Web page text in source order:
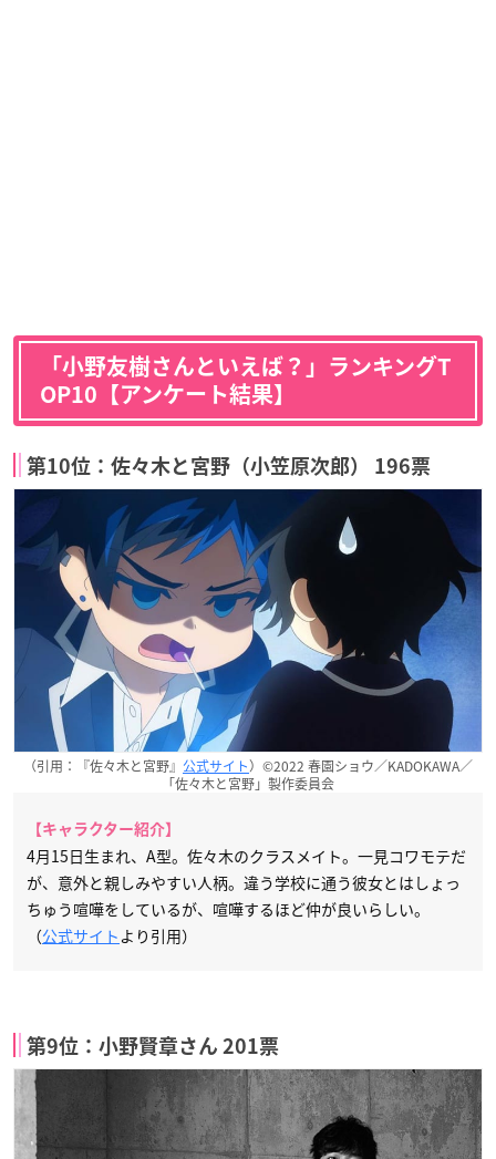
「小野友樹さんといえば？」ランキングT
OP10【アンケート結果】
第10位：佐々木と宮野（小笠原次郎） 196票
（引用：『佐々木と宮野』 公式サイト）©2022 春園ショウ／KADOKAWA／
「佐々木と宮野」製作委員会
【キャラクター紹介】
4月15日生まれ、A型。佐々木のクラスメイト。一見コワモテだ
が、意外と親しみやすい人柄。違う学校に通う彼女とはしょっ
ちゅう喧嘩をしているが、喧嘩するほど仲が良いらしい。
（公式サイト より引用）
第9位：小野賢章さん 201票